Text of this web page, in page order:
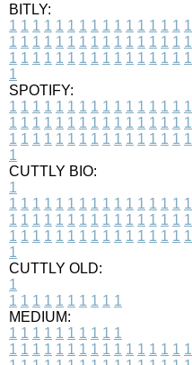
BITLY:
1 1 1 1 1 1 1 1 1 1 1 1 1 1 1 1
1 1 1 1 1 1 1 1 1 1 1 1 1 1 1 1
1 1 1 1 1 1 1 1 1 1 1 1 1 1 1 1
1
SPOTIFY:
1 1 1 1 1 1 1 1 1 1 1 1 1 1 1 1
1 1 1 1 1 1 1 1 1 1 1 1 1 1 1 1
1 1 1 1 1 1 1 1 1 1 1 1 1 1 1 1
1
CUTTLY BIO:
1
1 1 1 1 1 1 1 1 1 1 1 1 1 1 1 1
1 1 1 1 1 1 1 1 1 1 1 1 1 1 1 1
1 1 1 1 1 1 1 1 1 1 1 1 1 1 1 1
1
CUTTLY OLD:
1
1 1 1 1 1 1 1 1 1 1
MEDIUM:
1 1 1 1 1 1 1 1 1 1
1 1 1 1 1 1 1 1 1 1 1 1 1 1 1 1